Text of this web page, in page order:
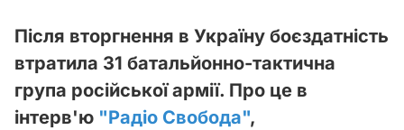
Після вторгнення в Україну боєздатність
втратила 31 батальйонно-тактична
група російської армії. Про це в
інтерв'ю "Радіо Свобода",